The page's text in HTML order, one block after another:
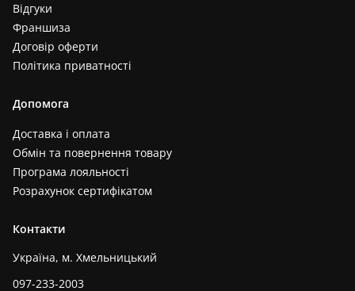
Відгуки
Франшиза
Договір оферти
Політика приватності
Допомога
Доставка і оплата
Обмін та повернення товару
Програма лояльності
Розрахунок сертифікатом
Контакти
Україна, м. Хмельницький
097-233-2003